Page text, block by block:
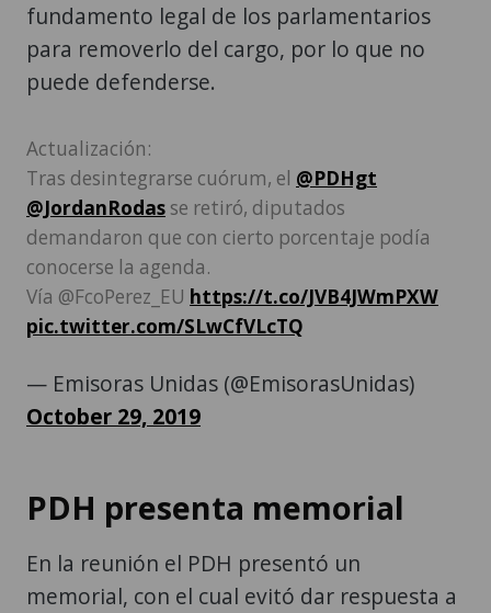
fundamento legal de los parlamentarios
para removerlo del cargo, por lo que no
puede defenderse.
Actualización:
Tras desintegrarse cuórum, el @PDHgt
@JordanRodas se retiró, diputados
demandaron que con cierto porcentaje podía
conocerse la agenda.
Vía @FcoPerez_EU https://t.co/JVB4JWmPXW
pic.twitter.com/SLwCfVLcTQ
— Emisoras Unidas (@EmisorasUnidas)
October 29, 2019
PDH presenta memorial
En la reunión el PDH presentó un
memorial, con el cual evitó dar respuesta a